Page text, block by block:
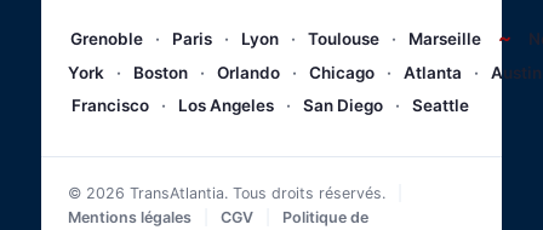
Grenoble · Paris · Lyon · Toulouse · Marseille ~
York
· Boston · Orlando · Chicago · Atlanta ·
Austin
Francisco
· Los Angeles · San Diego · Seattle
© 2026 TransAtlantia. Tous droits réservés.
Mentions légales
CGV
Politique de